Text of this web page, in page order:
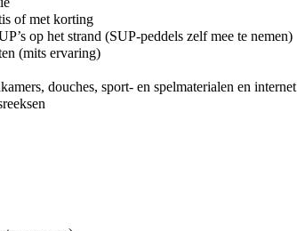
of met korting
op het strand (SUP-peddels zelf mee te nemen)
(mits ervaring)
douches, sport- en spelmaterialen en internet